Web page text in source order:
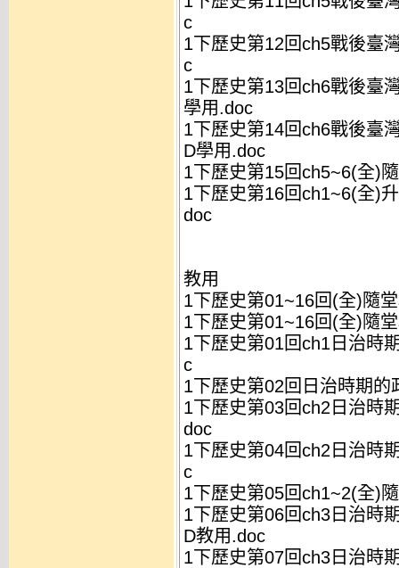
c
1下歷史第12回ch5戰後臺
c
1下歷史第13回ch6戰後臺
學用.doc
1下歷史第14回ch6戰後臺
D學用.doc
1下歷史第15回ch5~6(全)
1下歷史第16回ch1~6(全)
doc
教用
1下歷史第01~16回(全)隨
1下歷史第01~16回(全)隨
1下歷史第01回ch1日治時
c
1下歷史第02回日治時期
1下歷史第03回ch2日治時
doc
1下歷史第04回ch2日治時
c
1下歷史第05回ch1~2(全)
1下歷史第06回ch3日治時
D教用.doc
1下歷史第07回ch3日治時